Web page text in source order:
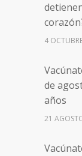
4
de
años
21